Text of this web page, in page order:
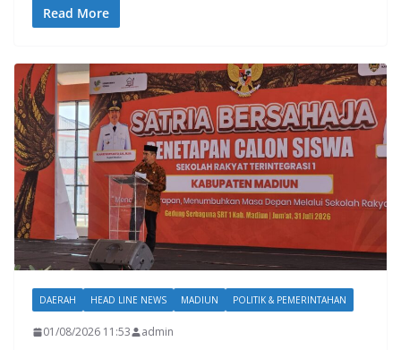
k
Read More
DAERAH HEAD LINE NEWS MADIUN POLITIK & PEMERINTAHAN
01/08/2026 11:53 admin